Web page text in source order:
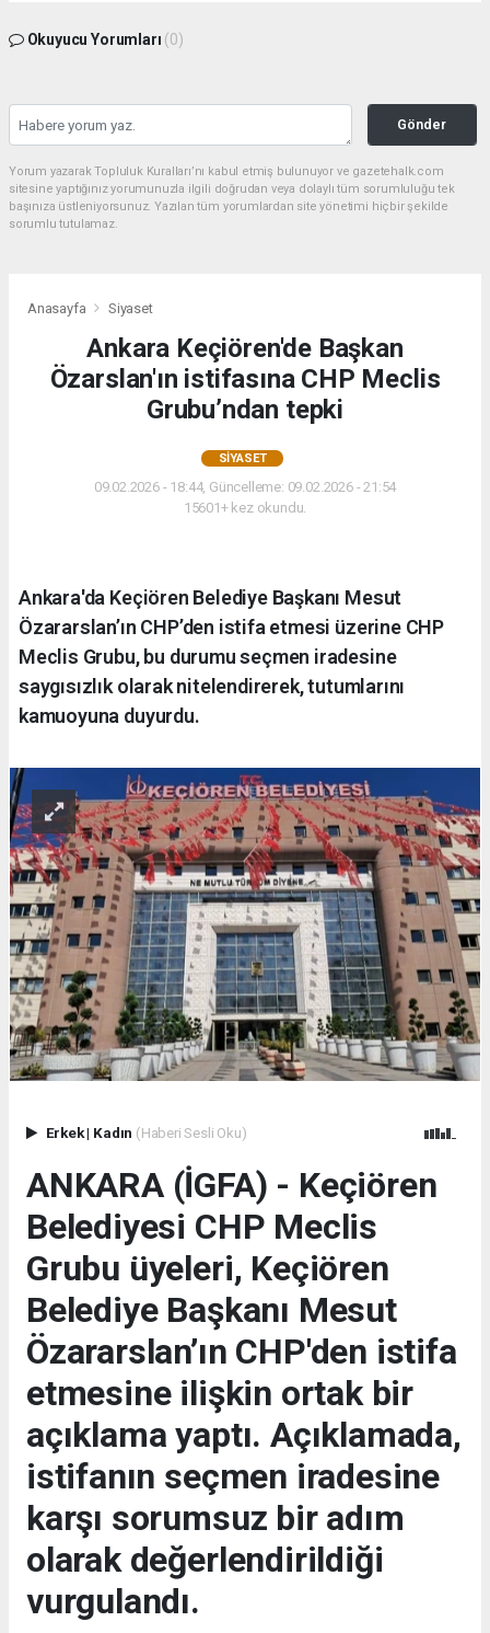
Okuyucu Yorumları (0)
Gönder
Yorum yazarak Topluluk Kuralları’nı kabul etmiş bulunuyor ve gazetehalk.com
sitesine yaptığınız yorumunuzla ilgili doğrudan veya dolaylı tüm sorumluluğu tek
başınıza üstleniyorsunuz. Yazılan tüm yorumlardan site yönetimi hiçbir şekilde
sorumlu tutulamaz.
Anasayfa Siyaset
Ankara Keçiören'de Başkan
Özarslan'ın istifasına CHP Meclis
Grubu’ndan tepki
SIYASET
09.02.2026 - 18:44, Güncelleme: 09.02.2026 - 21:54
15601+ kez okundu.
Ankara'da Keçiören Belediye Başkanı Mesut
Özararslan’ın CHP’den istifa etmesi üzerine CHP
Meclis Grubu, bu durumu seçmen iradesine
saygısızlık olarak nitelendirerek, tutumlarını
kamuoyuna duyurdu.
Erkek| Kadın (Haberi Sesli Oku)
ANKARA (İGFA) - Keçiören
Belediyesi CHP Meclis
Grubu üyeleri, Keçiören
Belediye Başkanı Mesut
Özararslan’ın CHP'den istifa
etmesine ilişkin ortak bir
açıklama yaptı. Açıklamada,
istifanın seçmen iradesine
karşı sorumsuz bir adım
olarak değerlendirildiği
vurgulandı.